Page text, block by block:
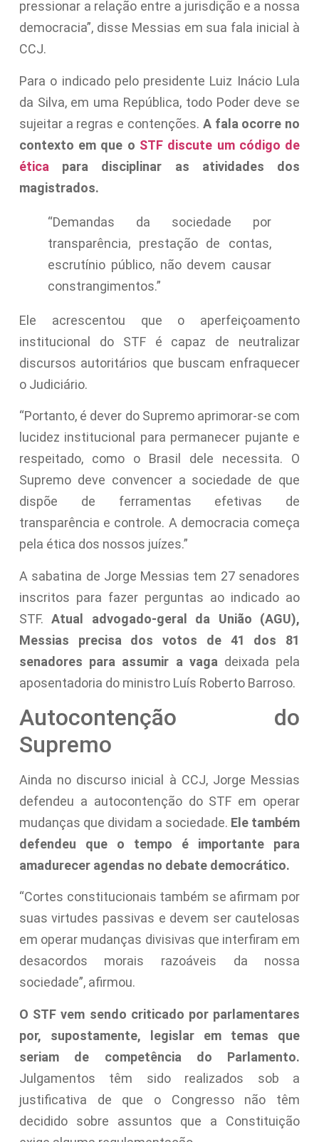
pressionar a relação entre a jurisdição e a nossa
democracia”, disse Messias em sua fala inicial à
CCJ.
Para o indicado pelo presidente Luiz Inácio Lula
da Silva, em uma República, todo Poder deve se
sujeitar a regras e contenções. A fala ocorre no
contexto em que o STF discute um código de
ética para disciplinar as atividades dos
magistrados.
“Demandas da sociedade por
transparência, prestação de contas,
escrutínio público, não devem causar
constrangimentos.”
Ele acrescentou que o aperfeiçoamento
institucional do STF é capaz de neutralizar
discursos autoritários que buscam enfraquecer
o Judiciário.
“Portanto, é dever do Supremo aprimorar-se com
lucidez institucional para permanecer pujante e
respeitado, como o Brasil dele necessita. O
Supremo deve convencer a sociedade de que
dispõe de ferramentas efetivas de
transparência e controle. A democracia começa
pela ética dos nossos juízes.”
A sabatina de Jorge Messias tem 27 senadores
inscritos para fazer perguntas ao indicado ao
STF.Atual advogado-geral da União (AGU),
Messias precisa dos votos de 41 dos 81
senadores para assumir a vaga deixada pela
aposentadoria do ministro Luís Roberto Barroso.
Autocontenção do
Supremo
Ainda no discurso inicial à CCJ, Jorge Messias
defendeu a autocontenção do STF em operar
mudanças que dividam a sociedade. Ele também
defendeu que o tempo é importante para
amadurecer agendas no debate democrático.
“Cortes constitucionais também se afirmam por
suas virtudes passivas e devem ser cautelosas
em operar mudanças divisivas que interfiram em
desacordos morais razoáveis da nossa
sociedade”, afirmou.
O STF vem sendo criticado por parlamentares
por, supostamente, legislar em temas que
seriam de competência do Parlamento.
Julgamentos têm sido realizados sob a
justificativa de que o Congresso não têm
decidido sobre assuntos que a Constituição